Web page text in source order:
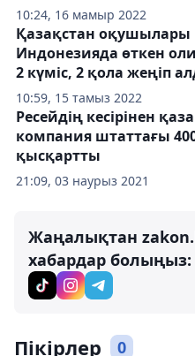
10:24, 16 мамыр 2022
10:59, 15 тамыз 2022
Қазақстан оқушылары
Индонезияда өткен
2 күміс, 2 қола жеңіп
21:09, 03 наурыз 2021
Ресейдің кесірінен
компания штаттағы
қысқартты
Жаңалықтан
хабардар болыңыз:
Пікірлер 0